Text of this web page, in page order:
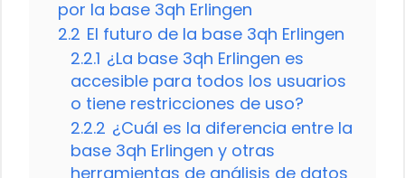
por la base 3qh Erlingen
2.2 El futuro de la base 3qh Erlingen
2.2.1 ¿La base 3qh Erlingen es
accesible para todos los usuarios
o tiene restricciones de uso?
2.2.2 ¿Cuál es la diferencia entre la
base 3qh Erlingen y otras
herramientas de análisis de datos